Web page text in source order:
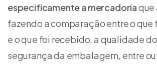
especificamente a mercadoriaque
fazendo a comparação entre o que
e o que foi recebido, a qualidade
segurança da embalagem, entre